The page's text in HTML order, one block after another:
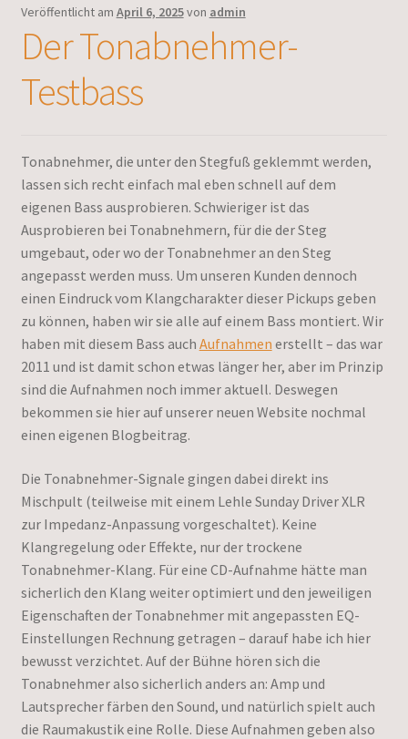
Veröffentlicht am April 6, 2025von admin
Der Tonabnehmer-
Testbass
Tonabnehmer, die unter den Stegfuß geklemmt werden,
lassen sich recht einfach mal eben schnell auf dem
eigenen Bass ausprobieren. Schwieriger ist das
Ausprobieren bei Tonabnehmern, für die der Steg
umgebaut, oder wo der Tonabnehmer an den Steg
angepasst werden muss. Um unseren Kunden dennoch
einen Eindruck vom Klangcharakter dieser Pickups geben
zu können, haben wir sie alle auf einem Bass montiert. Wir
haben mit diesem Bass auch Aufnahmen erstellt – das war
2011 und ist damit schon etwas länger her, aber im Prinzip
sind die Aufnahmen noch immer aktuell. Deswegen
bekommen sie hier auf unserer neuen Website nochmal
einen eigenen Blogbeitrag.
Die Tonabnehmer-Signale gingen dabei direkt ins
Mischpult (teilweise mit einem Lehle Sunday Driver XLR
zur Impedanz-Anpassung vorgeschaltet). Keine
Klangregelung oder Effekte, nur der trockene
Tonabnehmer-Klang. Für eine CD-Aufnahme hätte man
sicherlich den Klang weiter optimiert und den jeweiligen
Eigenschaften der Tonabnehmer mit angepassten EQ-
Einstellungen Rechnung getragen – darauf habe ich hier
bewusst verzichtet. Auf der Bühne hören sich die
Tonabnehmer also sicherlich anders an: Amp und
Lautsprecher färben den Sound, und natürlich spielt auch
die Raumakustik eine Rolle. Diese Aufnahmen geben also